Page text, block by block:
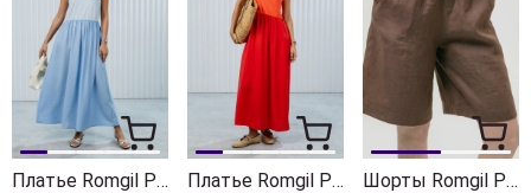
Платье Romgil РТ0129-ХЛ4 небесно-голубой Платье Romgil РТ0129-ХЛ4 кораллово-красный Шорты Romgil РТ0173-ЛВ4 шоколадный